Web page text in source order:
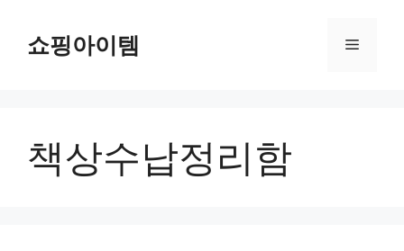
쇼핑아이템 메
책상수납정리함